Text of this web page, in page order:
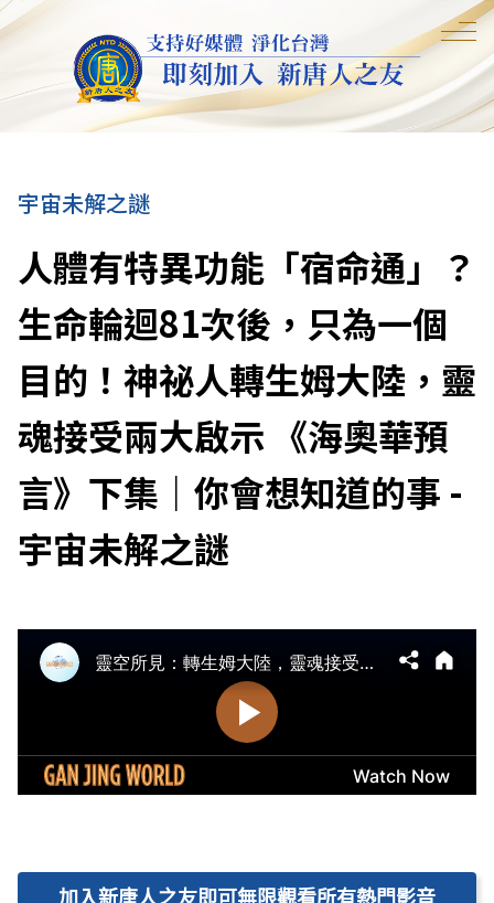
宇宙未解之謎
人體有特異功能「宿命通」？
生命輪迴81次後，只為一個
目的！神祕人轉生姆大陸，靈
魂接受兩大啟示 《海奧華預
言》下集｜你會想知道的事 -
宇宙未解之謎
加入新唐人之友即可無限觀看所有熱門影音